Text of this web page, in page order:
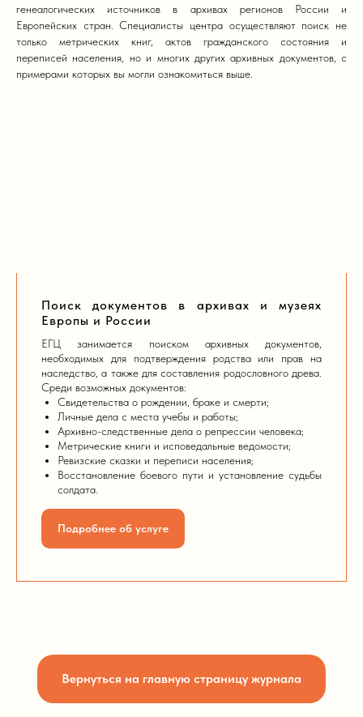
генеалогических источников в архивах регионов России и
Европейских стран. Специалисты центра осуществляют поиск не
только метрических книг, актов гражданского состояния и
переписей населения, но и многих других архивных документов, с
примерами которых вы могли ознакомиться выше.
Поиск документов в архивах и музеях
Европы и России
ЕГЦ занимается поиском архивных документов,
необходимых для подтверждения родства или прав на
наследство, а также для составления родословного древа.
Среди возможных документов:
Свидетельства о рождении, браке и смерти;
Личные дела с места учебы и работы;
Архивно-следственные дела о репрессии человека;
Метрические книги и исповедальные ведомости;
Ревизские сказки и переписи населения;
Восстановление боевого пути и установление судьбы
солдата.
Подробнее об услуге
Вернуться на главную страницу журнала